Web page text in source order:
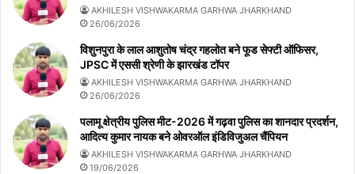
AKHILESH VISHWAKARMA GARHWA JHARKHAND
26/06/2026
विशुनपुरा के लाल आशुतोष चंद्र गहलोत बने फूड सेफ्टी ऑफिसर,
JPSC में एससी श्रेणी के झारखंड टॉपर
AKHILESH VISHWAKARMA GARHWA JHARKHAND
26/06/2026
पलामू क्षेत्रीय पुलिस मीट-2026 में गढ़वा पुलिस का शानदार प्रदर्शन,
आदित्य कुमार नायक बने ओवरऑल इंडिविजुअल चैंपियन
AKHILESH VISHWAKARMA GARHWA JHARKHAND
19/06/2026